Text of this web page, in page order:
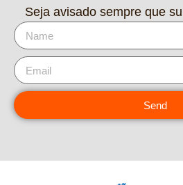
Seja avisado sempre que
Send